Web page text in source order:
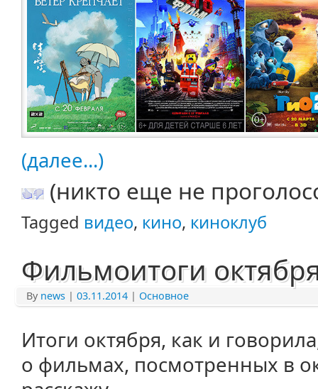
(далее...)
(никто еще не
Tagged видео, кино, киноклуб
Фильмоитоги
By news | 03.11.2014 | Основное
Итоги октября, как и
о фильмах, посмотренных в